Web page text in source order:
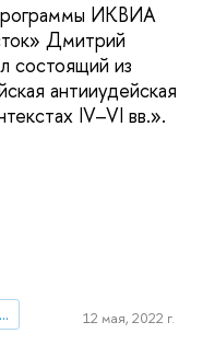
ИКВИА
Дмитрий
состоящий из
антииудейская
IV–VI вв.».
Институт классического Востока и античности
12 мая, 2022 г.